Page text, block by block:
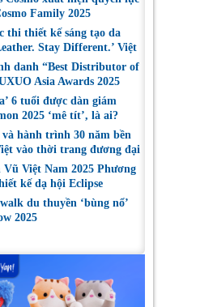
Family 2025
thi thiết kế sáng tạo da
Stay Different.’ Việt
danh “Best Distributor of
Asia Awards 2025
6 tuổi được dàn giám
2025 ‘mê tít’, là ai?
hành trình 30 năm bền
vào thời trang đương đại
Việt Nam 2025 Phương
kế dạ hội Eclipse
du thuyền ‘bùng nổ’
2025